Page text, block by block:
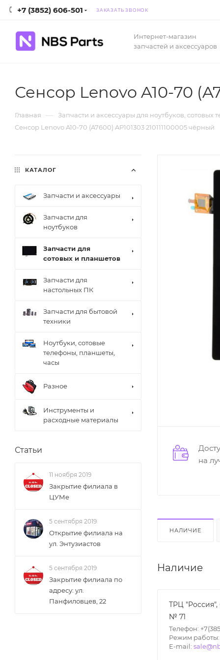
+7 (3852) 606-501 ЗАКАЗАТЬ ЗВОНОК
Интернет-магазин
запчастей и аксессуаров
Сенсор Lenovo A10-70
Главная —
Запчасти и аксессуары для ноутбуков, сотовых
Сенсор Lenovo A10-70 (A7600) AP101303 210111100005 чёрный
на
НАЛИЧИЕ
Наличие
ТРЦ "Россия",
№ 71
Телефон:
Режим работы:
E-mail:
КАТАЛОГ
Запчасти и аксессуары
Запчасти для
ноутбуков
Запчасти для
сотовых и планшетов
Запчасти для
настольных ПК
Запчасти для бытовой
техники
Ноутбуки, сотовые
телефоны, планшеты,
часы
Разное
Инструменты и
расходные материалы
Статьи
11 ноября 2019
Закрытие филиала в
ЦУМе
5 сентября 2019
Открытие филиала на
ул. Энтузиастов
5 сентября 2019
Закрытие филиала по
адресу: ул.
Панфиловцев, 22